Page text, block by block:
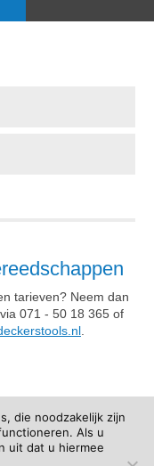
tarieven? Neem dan
071 - 50 18 365 of
die noodzakelijk zijn
Als u
uit dat u hiermee